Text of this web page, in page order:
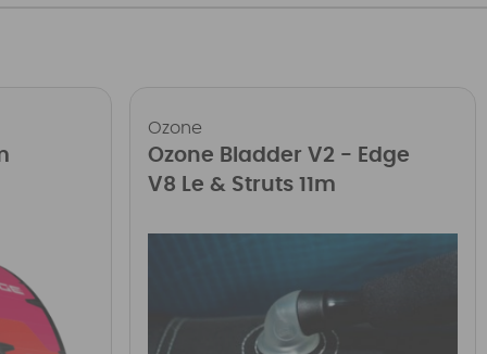
Ozone
Ozone Bladder V2 - Edge
V8 Le & Struts 11m